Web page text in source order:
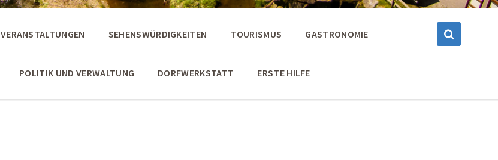
VERANSTALTUNGEN SEHENSWÜRDIGKEITEN TOURISMUS GASTRONOMIE
POLITIK UND VERWALTUNG DORFWERKSTATT ERSTE HILFE